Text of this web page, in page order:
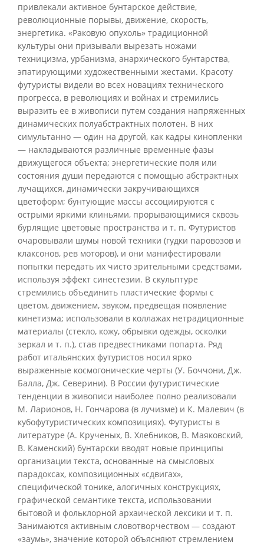
привлекали активное бунтарское действие,
революционные порывы, движение, скорость,
энергетика. «Раковую опухоль» традиционной
культуры они призывали вырезать ножами
техницизма, урбанизма, анархического бунтарства,
эпатирующими художественными жестами. Красоту
футуристы видели во всех новациях технического
прогресса, в революциях и войнах и стремились
выразить ее в живописи путем создания напряженных
динамических полуабстрактных полотен. В них
симультанно — один на другой, как кадры кинопленки
— накладываются различные временные фазы
движущегося объекта; энергетические поля или
состояния души передаются с помощью абстрактных
лучащихся, динамически закручивающихся
цветоформ; бунтующие массы ассоциируются с
острыми яркими клиньями, прорывающимися сквозь
бурлящие цветовые пространства и т. п. Футуристов
очаровывали шумы новой техники (гудки паровозов и
клаксонов, рев моторов), и они манифестировали
попытки передать их чисто зрительными средствами,
используя эффект синестезии. В скульптуре
стремились объединить пластические формы с
цветом, движением, звуком, предвещая появление
кинетизма; использовали в коллажах нетрадиционные
материалы (стекло, кожу, обрывки одежды, осколки
зеркал и т. п.), став предвестниками попарта. Ряд
работ итальянских футуристов носил ярко
выраженные космогонические черты (У. Боччони, Дж.
Балла, Дж. Северини). В России футуристические
тенденции в живописи наиболее полно реализовали
М. Ларионов, Н. Гончарова (в лучизме) и К. Малевич (в
кубофутуристических композициях). Футуристы в
литературе (А. Крученых, В. Хлебников, В. Маяковский,
В. Каменский) бунтарски вводят новые принципы
организации текста, основанные на смысловых
парадоксах, композиционных «сдвигах»,
специфической тонике, алогичных конструкциях,
графической семантике текста, использовании
бытовой и фольклорной архаической лексики и т. п.
Занимаются активным словотворчеством — создают
«заумь», значение которой объясняют стремлением